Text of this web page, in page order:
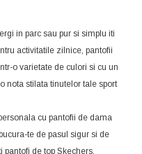
in parc sau pur si simplu iti
activitatile zilnice, pantofii
o varietate de culori si cu un
nota stilata tinutelor tale sport
cu pantofii de dama
te de pasul sigur si de
de top Skechers.